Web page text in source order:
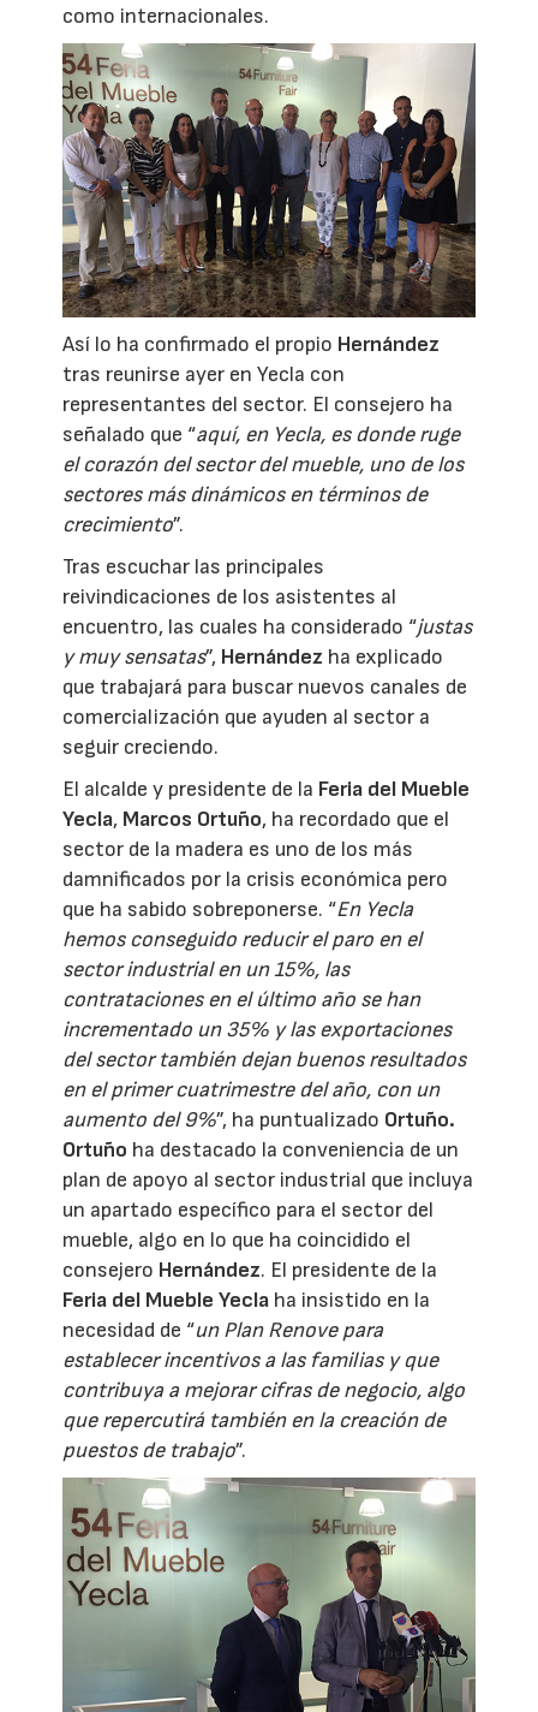
como internacionales.
Así lo ha confirmado el propio Hernández
tras reunirse ayer en Yecla con
representantes del sector. El consejero ha
señalado que “aquí, en Yecla, es donde ruge
el corazón del sector del mueble, uno de los
sectores más dinámicos en términos de
crecimiento”.
Tras escuchar las principales
reivindicaciones de los asistentes al
encuentro, las cuales ha considerado “justas
y muy sensatas”, Hernández ha explicado
que trabajará para buscar nuevos canales de
comercialización que ayuden al sector a
seguir creciendo.
El alcalde y presidente de la Feria del Mueble
Yecla, Marcos Ortuño, ha recordado que el
sector de la madera es uno de los más
damnificados por la crisis económica pero
que ha sabido sobreponerse. “En Yecla
hemos conseguido reducir el paro en el
sector industrial en un 15%, las
contrataciones en el último año se han
incrementado un 35% y las exportaciones
del sector también dejan buenos resultados
en el primer cuatrimestre del año, con un
aumento del 9%”, ha puntualizado Ortuño.
Ortuño ha destacado la conveniencia de un
plan de apoyo al sector industrial que incluya
un apartado específico para el sector del
mueble, algo en lo que ha coincidido el
consejero Hernández. El presidente de la
Feria del Mueble Yecla ha insistido en la
necesidad de “un Plan Renove para
establecer incentivos a las familias y que
contribuya a mejorar cifras de negocio, algo
que repercutirá también en la creación de
puestos de trabajo”.